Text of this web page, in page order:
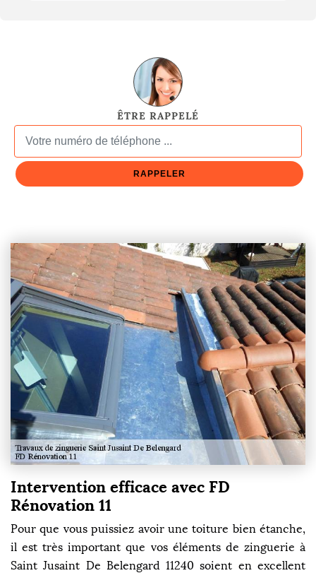
ÊTRE RAPPELÉ
Intervention efficace avec FD
Rénovation 11
Pour que vous puissiez avoir une toiture bien étanche,
il est très important que vos éléments de zinguerie à
Saint Jusaint De Belengard 11240 soient en excellent